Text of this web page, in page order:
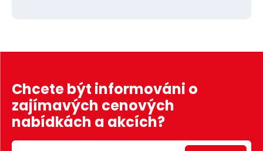
Chcete být informováni o
zajímavých cenových
nabídkách a akcích?